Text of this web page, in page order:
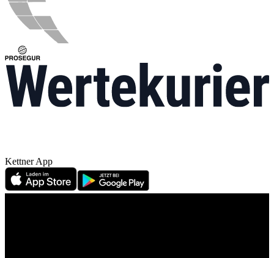
Kettner App